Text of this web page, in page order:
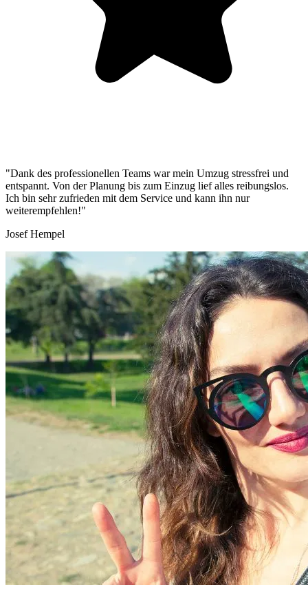
"Dank des professionellen Teams war mein Umzug stressfrei und
entspannt. Von der Planung bis zum Einzug lief alles reibungslos.
Ich bin sehr zufrieden mit dem Service und kann ihn nur
weiterempfehlen!"
Josef Hempel